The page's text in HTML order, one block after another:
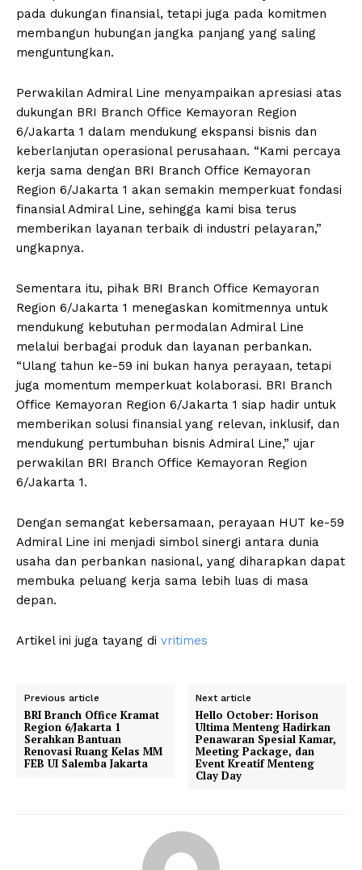
pada dukungan finansial, tetapi juga pada komitmen
membangun hubungan jangka panjang yang saling
menguntungkan.
Perwakilan Admiral Line menyampaikan apresiasi atas
dukungan BRI Branch Office Kemayoran Region
6/Jakarta 1 dalam mendukung ekspansi bisnis dan
keberlanjutan operasional perusahaan. “Kami percaya
kerja sama dengan BRI Branch Office Kemayoran
Region 6/Jakarta 1 akan semakin memperkuat fondasi
finansial Admiral Line, sehingga kami bisa terus
memberikan layanan terbaik di industri pelayaran,”
ungkapnya.
Sementara itu, pihak BRI Branch Office Kemayoran
Region 6/Jakarta 1 menegaskan komitmennya untuk
mendukung kebutuhan permodalan Admiral Line
melalui berbagai produk dan layanan perbankan.
“Ulang tahun ke-59 ini bukan hanya perayaan, tetapi
juga momentum memperkuat kolaborasi. BRI Branch
Office Kemayoran Region 6/Jakarta 1 siap hadir untuk
memberikan solusi finansial yang relevan, inklusif, dan
mendukung pertumbuhan bisnis Admiral Line,” ujar
perwakilan BRI Branch Office Kemayoran Region
6/Jakarta 1.
Dengan semangat kebersamaan, perayaan HUT ke-59
Admiral Line ini menjadi simbol sinergi antara dunia
usaha dan perbankan nasional, yang diharapkan dapat
membuka peluang kerja sama lebih luas di masa
depan.
Artikel ini juga tayang di vritimes
Previous article
BRI Branch Office Kramat
Region 6/Jakarta 1
Serahkan Bantuan
Renovasi Ruang Kelas MM
FEB UI Salemba Jakarta
Next article
Hello October: Horison
Ultima Menteng Hadirkan
Penawaran Spesial Kamar,
Meeting Package, dan
Event Kreatif Menteng
Clay Day